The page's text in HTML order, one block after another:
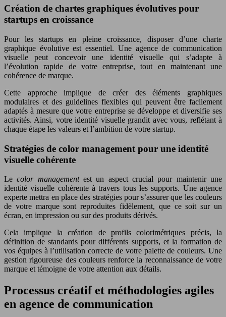
Création de chartes graphiques évolutives pour
startups en croissance
Pour les startups en pleine croissance, disposer d’une charte
graphique évolutive est essentiel. Une agence de communication
visuelle peut concevoir une identité visuelle qui s’adapte à
l’évolution rapide de votre entreprise, tout en maintenant une
cohérence de marque.
Cette approche implique de créer des éléments graphiques
modulaires et des guidelines flexibles qui peuvent être facilement
adaptés à mesure que votre entreprise se développe et diversifie ses
activités. Ainsi, votre identité visuelle grandit avec vous, reflétant à
chaque étape les valeurs et l’ambition de votre startup.
Stratégies de color management pour une identité
visuelle cohérente
Lecolor managementest un aspect crucial pour maintenir une
identité visuelle cohérente à travers tous les supports. Une agence
experte mettra en place des stratégies pour s’assurer que les couleurs
de votre marque sont reproduites fidèlement, que ce soit sur un
écran, en impression ou sur des produits dérivés.
Cela implique la création de profils colorimétriques précis, la
définition de standards pour différents supports, et la formation de
vos équipes à l’utilisation correcte de votre palette de couleurs. Une
gestion rigoureuse des couleurs renforce la reconnaissance de votre
marque et témoigne de votre attention aux détails.
Processus créatif et méthodologies agiles
en agence de communication